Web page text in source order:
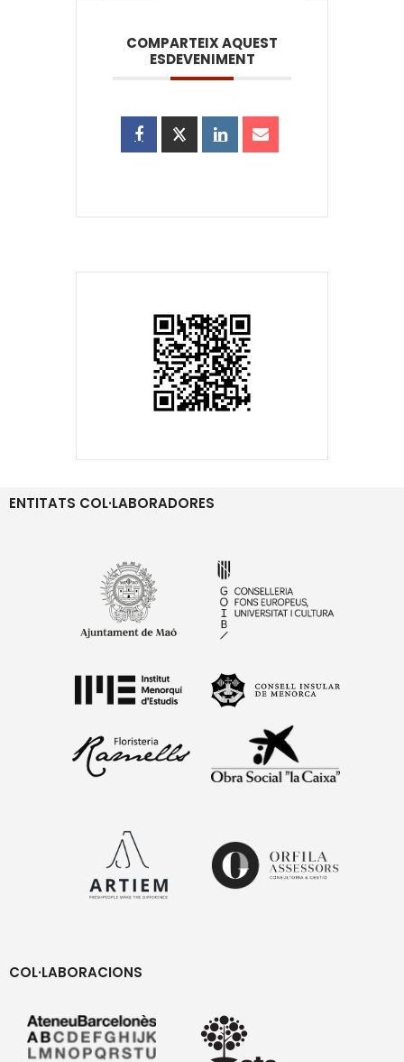
COMPARTEIX AQUEST
ESDEVENIMENT
ENTITATS COL·LABORADORES
COL·LABORACIONS